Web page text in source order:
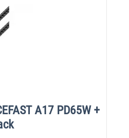
A17 PD65W +